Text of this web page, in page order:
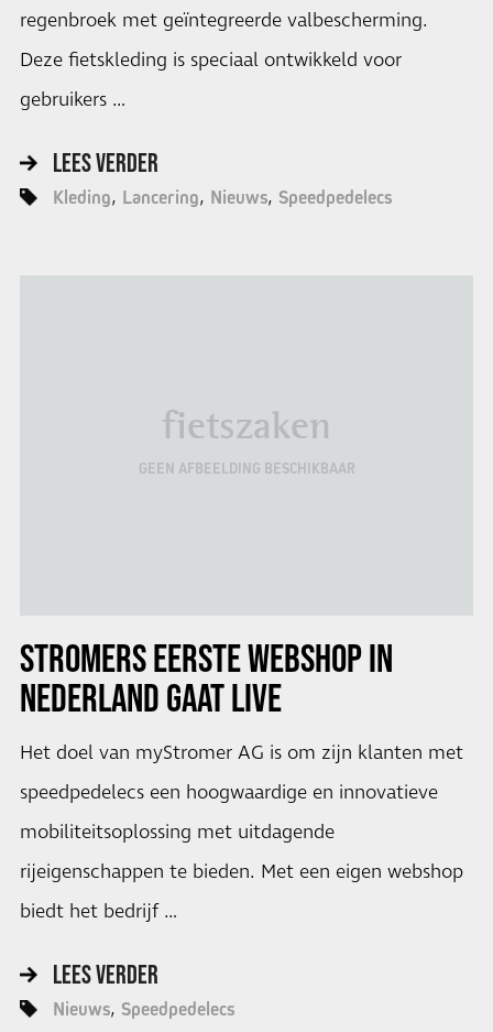
regenbroek met geïntegreerde valbescherming.
Deze fietskleding is speciaal ontwikkeld voor
gebruikers …
LEES VERDER
Kleding Lancering Nieuws Speedpedelecs
fietszaken
GEEN AFBEELDING BESCHIKBAAR
STROMERS EERSTE WEBSHOP IN
NEDERLAND GAAT LIVE
Het doel van myStromer AG is om zijn klanten met
speedpedelecs een hoogwaardige en innovatieve
mobiliteitsoplossing met uitdagende
rijeigenschappen te bieden. Met een eigen webshop
biedt het bedrijf …
LEES VERDER
Nieuws Speedpedelecs